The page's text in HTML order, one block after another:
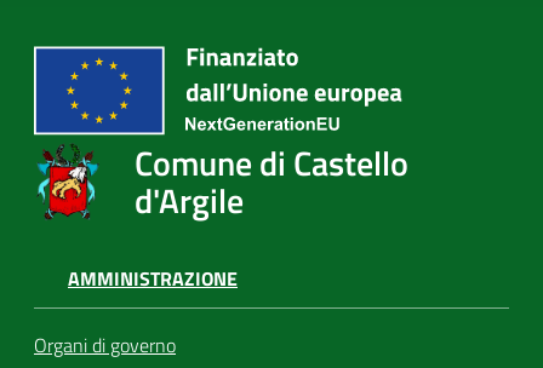
Comune di Castello
d'Argile
AMMINISTRAZIONE
Organi di governo